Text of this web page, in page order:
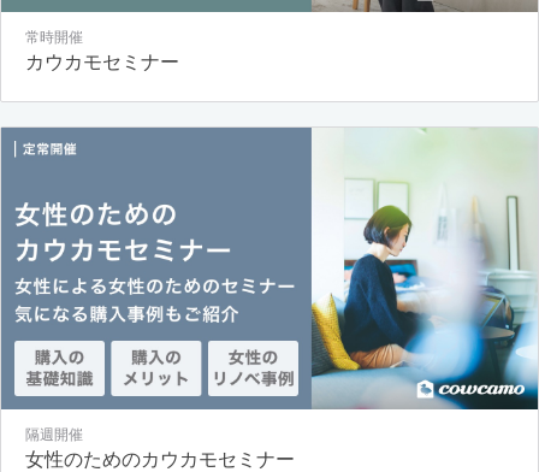
常時開催
カウカモセミナー
隔週開催
女性のためのカウカモセミナー